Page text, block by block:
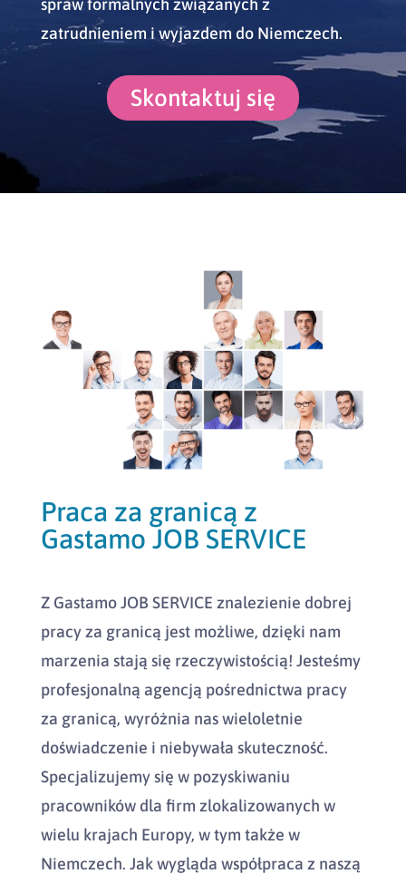
zatrudnieniem i wyjazdem do Niemczech.
Skontaktuj się
Praca za granicą z
Gastamo JOB SERVICE
Z Gastamo JOB SERVICE znalezienie dobrej
pracy za granicą jest możliwe, dzięki nam
marzenia stają się rzeczywistością! Jesteśmy
profesjonalną agencją pośrednictwa pracy
za granicą, wyróżnia nas wieloletnie
doświadczenie i niebywała skuteczność.
Specjalizujemy się w pozyskiwaniu
pracowników dla firm zlokalizowanych w
wielu krajach Europy, w tym także w
Niemczech. Jak wygląda współpraca z naszą